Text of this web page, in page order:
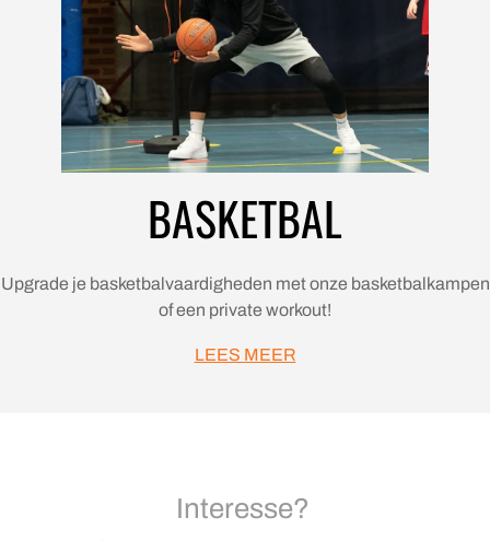
BASKETBAL
Upgrade je basketbalvaardigheden met onze basketbalkampen
of een private workout!
LEES MEER
Interesse?